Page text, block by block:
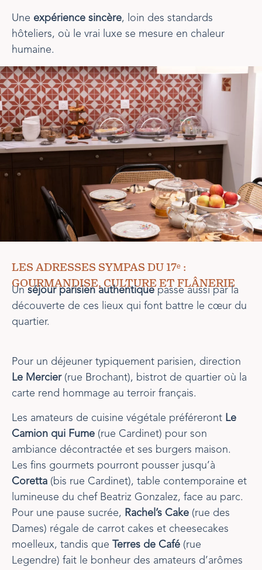
Une expérience sincère, loin des standards
hôteliers, où le vrai luxe se mesure en chaleur
humaine.
LES ADRESSES SYMPAS DU 17ᵉ :
GOURMANDISE, CULTURE ET FLÂNERIE
Unséjour parisien authentiquepasse aussi par la
découverte de ces lieux qui font battre le cœur du
quartier.
Pour un déjeuner typiquement parisien, direction
Le Mercier(rue Brochant), bistrot de quartier où la
carte rend hommage au terroir français.
Les amateurs de cuisine végétale préféreront Le
Camion qui Fume (rue Cardinet) pour son
ambiance décontractée et ses burgers maison.
Les fins gourmets pourront pousser jusqu’à
Coretta (bis rue Cardinet), table contemporaine et
lumineuse du chef Beatriz Gonzalez, face au parc.
Pour une pause sucrée, Rachel’s Cake (rue des
Dames) régale de carrot cakes et cheesecakes
moelleux, tandis que
Terres de Café (rue
Legendre) fait le bonheur des amateurs d’arômes